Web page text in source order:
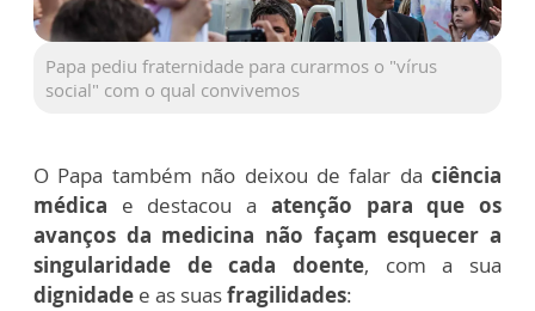
Papa pediu fraternidade para curarmos o "vírus
social" com o qual convivemos
O Papa também não deixou de falar da ciência
médica e destacou a atenção para que os
avanços da medicina não façam esquecer a
singularidade de cada doente, com a sua
dignidade e as suasfragilidades: